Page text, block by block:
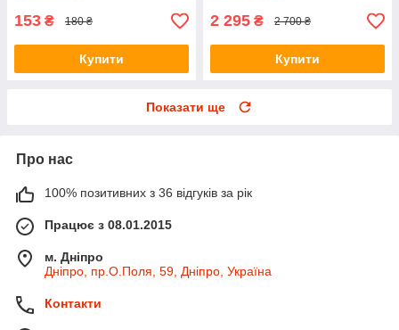
153 ₴ 180 ₴
Купити
2 295 ₴ 2 700 ₴
Купити
Показати ще
Про нас
100% позитивних з 36 відгуків за рік
Працює з 08.01.2015
м. Дніпро
Дніпро, пр.О.Поля, 59, Дніпро, Україна
Контакти